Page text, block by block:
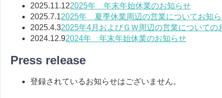
2025.11.122025年 年末年始休業のお知らせ
2025.7.12025年 夏季休業周辺の営業についてお知
2025.4.32025年4月およびＧＷ周辺の営業についての
2024.12.92024年 年末年始休業のお知らせ
Press release
登録されているお知らせはございません。